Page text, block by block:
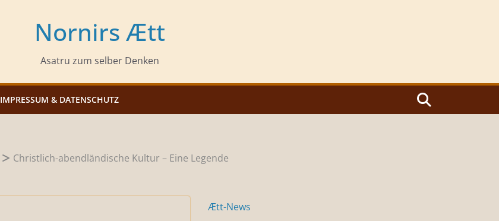
Nornirs Ætt
Asatru zum selber Denken
IMPRESSUM & DATENSCHUTZ
Christlich-abendländische Kultur – Eine Legende
Ætt-News